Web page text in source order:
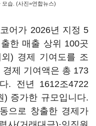
습. (사진=연합뉴스)
어가 2026년 지정5
한 매출 상위 100곳
) 경제 기여도를 조
제 기여액은 총 173
. 전년 1612조4722
) 증가한 규모입니다.
으로 창출한 경제가